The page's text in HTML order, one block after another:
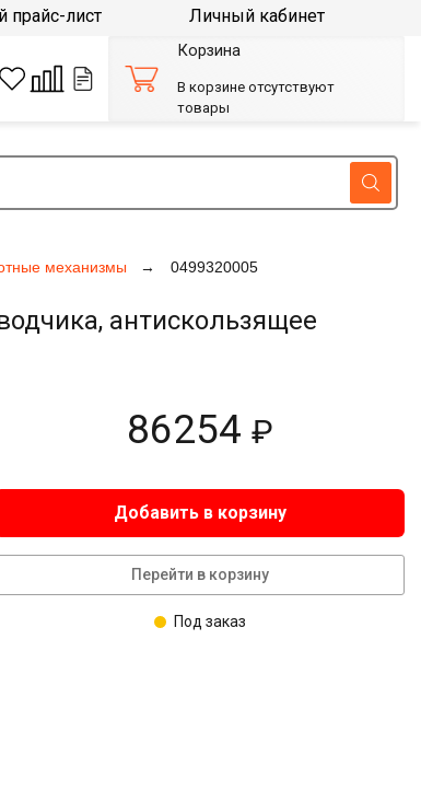
механизмы 0499320005
антискользящее
86254 ₽
Добавить в корзину
Перейти в корзину
Под заказ
прайс-лист Личный кабинет
Корзина
В корзине отсутствуют
товары